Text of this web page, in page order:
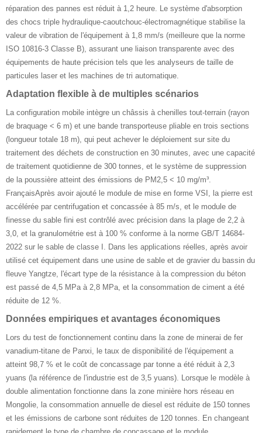
réparation des pannes est réduit à 1,2 heure. Le système d'absorption
des chocs triple hydraulique-caoutchouc-électromagnétique stabilise la
valeur de vibration de l'équipement à 1,8 mm/s (meilleure que la norme
ISO 10816-3 Classe B), assurant une liaison transparente avec des
équipements de haute précision tels que les analyseurs de taille de
particules laser et les machines de tri automatique.
Adaptation flexible à de multiples scénarios ‌
La configuration mobile intègre un châssis à chenilles tout-terrain (rayon
de braquage < 6 m) et une bande transporteuse pliable en trois sections
(longueur totale 18 m), qui peut achever le déploiement sur site du
traitement des déchets de construction en 30 minutes, avec une capacité
de traitement quotidienne de 300 tonnes, et le système de suppression
de la poussière atteint des émissions de PM2,5 < 10 mg/m³.
FrançaisAprès avoir ajouté le module de mise en forme VSI, la pierre est
accélérée par centrifugation et concassée à 85 m/s, et le module de
finesse du sable fini est contrôlé avec précision dans la plage de 2,2 à
3,0, et la granulométrie est à 100 % conforme à la norme GB/T 14684-
2022 sur le sable de classe I. Dans les applications réelles, après avoir
utilisé cet équipement dans une usine de sable et de gravier du bassin du
fleuve Yangtze, l'écart type de la résistance à la compression du béton
est passé de 4,5 MPa à 2,8 MPa, et la consommation de ciment a été
réduite de 12 %.
Données empiriques et avantages économiques ‌
Lors du test de fonctionnement continu dans la zone de minerai de fer
vanadium-titane de Panxi, le taux de disponibilité de l'équipement a
atteint 98,7 % et le coût de concassage par tonne a été réduit à 2,3
yuans (la référence de l'industrie est de 3,5 yuans). Lorsque le modèle à
double alimentation fonctionne dans la zone minière hors réseau en
Mongolie, la consommation annuelle de diesel est réduite de 150 tonnes
et les émissions de carbone sont réduites de 120 tonnes. En changeant